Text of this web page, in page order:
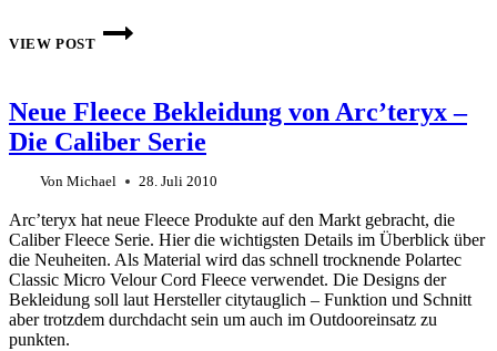
VIEW POST
FJÄLLRÄVEN
FEIERT
DES
KÅNKEN-
RUCKSACKS
Neue Fleece Bekleidung von Arc’teryx –
Die Caliber Serie
Von Michael 28. Juli 2010
Arc’teryx hat neue Fleece Produkte auf den Markt gebracht, die
Caliber Fleece Serie. Hier die wichtigsten Details im Überblick über
die Neuheiten. Als Material wird das schnell trocknende Polartec
Classic Micro Velour Cord Fleece verwendet. Die Designs der
Bekleidung soll laut Hersteller citytauglich – Funktion und Schnitt
aber trotzdem durchdacht sein um auch im Outdooreinsatz zu
punkten.